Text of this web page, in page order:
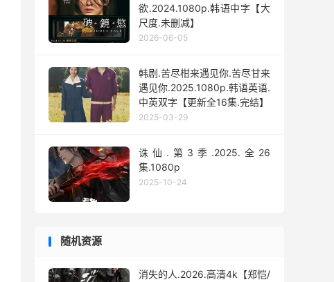
欲.2024.1080p.韩语中字【大
尺度.未删减】
2026-06-05
韩剧.苦尽柑来遇见你.苦尽甘来
遇见你.2025.1080p.韩语英语.
中英双字【更新全16集.完结】
2025-03-29
诛仙.第3季.2025.全26
集.1080p
2025-10-24
随机资源
消失的人.2026.高清4k【郑恺/